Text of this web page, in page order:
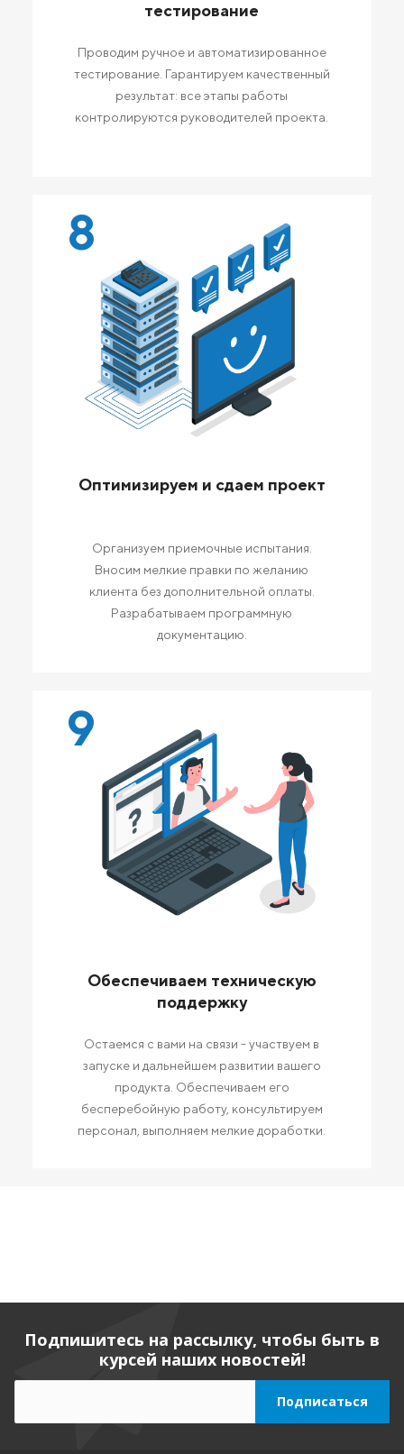
тестирование
Проводим ручное и автоматизированное
тестирование. Гарантируем качественный
результат: все этапы работы
контролируются руководителей проекта.
8
Оптимизируем и сдаем проект
Организуем приемочные испытания.
Вносим мелкие правки по желанию
клиента без дополнительной оплаты.
Разрабатываем программную
документацию.
9
Обеспечиваем техническую
поддержку
Остаемся с вами на связи - участвуем в
запуске и дальнейшем развитии вашего
продукта. Обеспечиваем его
бесперебойную работу, консультируем
персонал, выполняем мелкие доработки.
Подпишитесь на рассылку, чтобы быть в
курсей наших новостей!